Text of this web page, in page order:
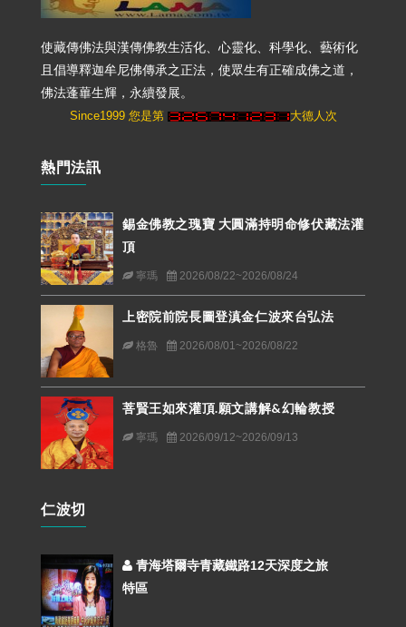
使藏傳佛法與漢傳佛教生活化、心靈化、科學化、藝術化
且倡導釋迦牟尼佛傳承之正法，使眾生有正確成佛之道，
佛法蓬蓽生輝，永續發展。
Since1999 您是第 大德人次
熱門法訊
錫金佛教之瑰寶 大圓滿持明命修伏藏法灌
頂
寧瑪 2026/08/22~2026/08/24
上密院前院長圖登滇金仁波來台弘法
格魯 2026/08/01~2026/08/22
菩賢王如來灌頂.願文講解&幻輪教授
寧瑪 2026/09/12~2026/09/13
仁波切
青海塔爾寺青藏鐵路12天深度之旅
特區